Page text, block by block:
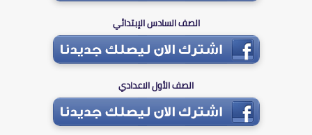
الصف السادس الإبتدائي
الصف الأول الاعدادي